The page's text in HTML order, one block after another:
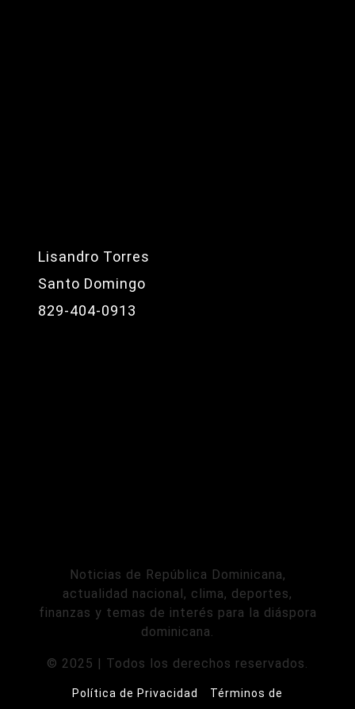
Lisandro Torres
Santo Domingo
829-404-0913
Noticias de República Dominicana,
actualidad nacional, clima, deportes,
finanzas y temas de interés para la diáspora
dominicana.
© 2025 | Todos los derechos reservados.
Política de Privacidad
Términos de